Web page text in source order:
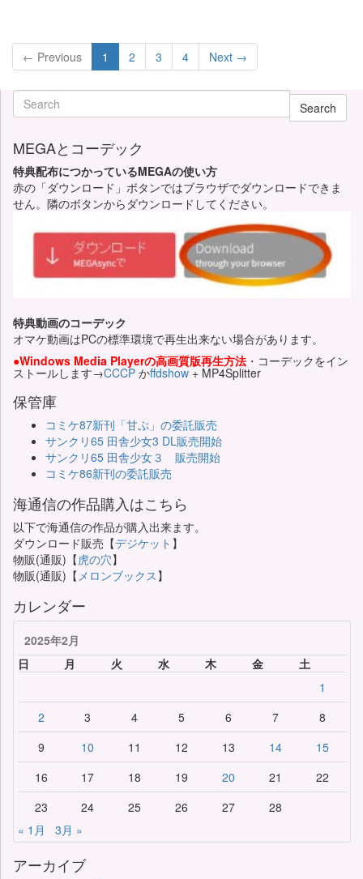
← Previous 1 2 3 4 Next →
Search
MEGAとコーデック
特典配布につかっているMEGAの使い方
赤の「ダウンロード」ボタンではブラウザでダウンロードできま
せん。隣のボタンからダウンロードしてください。
特典動画のコーデック
オマケ動画はPCの標準環境で再生出来ない場合があります。
●Windows Media Playerの高画質版再生方法 ・コーデックをイン
ストールします→CCCP かffdshow + MP4Splitter
保管庫
コミケ87新刊「甘ぷ」の委託販売
サンクリ65 田舎少女3 DL販売開始
サンクリ65 田舎少女３ 販売開始
コミケ86新刊の委託販売
海通信の作品購入はこちら
以下で海通信の作品が購入出来ます。
ダウンロード販売【デジケット 】
物販(通販)【虎の穴】
物販(通販)【 メロンブックス 】
カレンダー
2025年2月
日
月 火 水 木 金
土
1
2
3 4 5 6 7
8
9
10 11 12 13 14
15
16
17 18 19 20 21
22
23
24 25 26 27
28
« 1月
3月 »
アーカイブ